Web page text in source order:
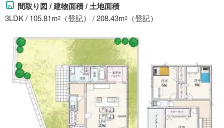
間取り図 / 建物面積 / 土地面積
3LDK / 105.81m2 （登記） / 208.43m2 （登記）